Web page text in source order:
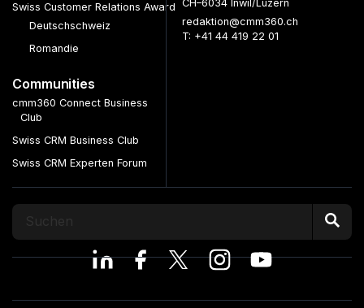
Swiss Customer Relations Award
Deutschschweiz
Romandie
Communities
cmm360 Connect Business
Club
Swiss CRM Business Club
Swiss CRM Experten Forum
CH–6034 Inwil/Luzern
redaktion@cmm360.ch
T: +41 44 419 22 01